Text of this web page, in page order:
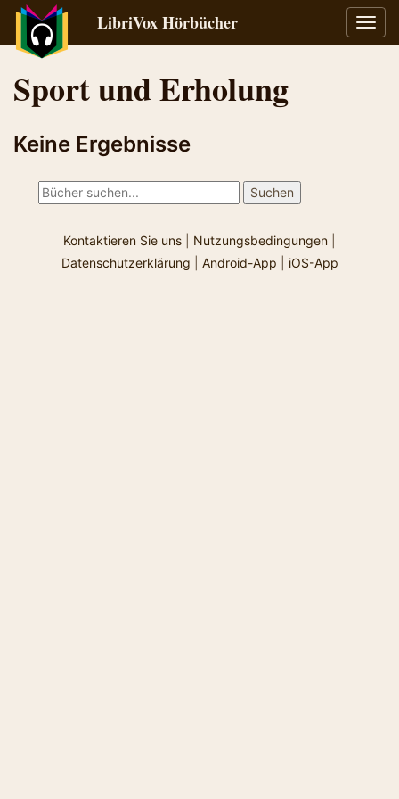
LibriVox Hörbücher
Sport und Erholung
Keine Ergebnisse
Kontaktieren Sie uns Nutzungsbedingungen
Datenschutzerklärung
Android-App iOS-App